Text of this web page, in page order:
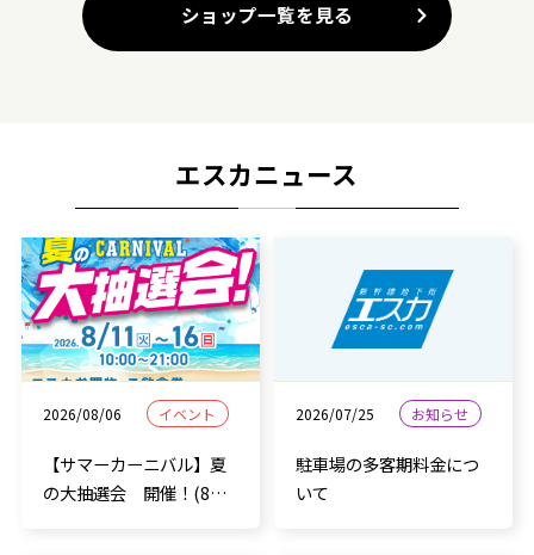
ショップ一覧を見る
エスカニュース
2026/08/06 イベント
【サマーカーニバル】夏
の大抽選会 開催！(8月
2026/07/25 お知らせ
駐車場の多客期料金につ
いて